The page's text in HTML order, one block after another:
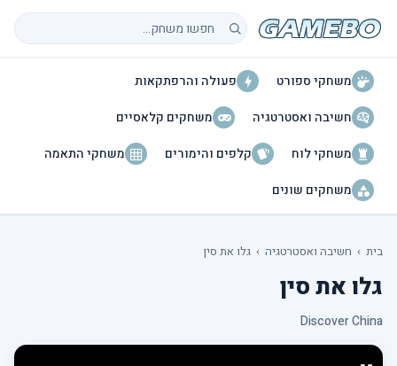
חיפוש משחקים
משחקי ספורט
פעולה והרפתקאות
חשיבה ואסטרטגיה
משחקים קלאסיים
משחקי לוח
קלפים והימורים
משחקי התאמה
משחקים שונים
בית › חשיבה ואסטרטגיה › גלו את סין
גלו את סין
Discover China